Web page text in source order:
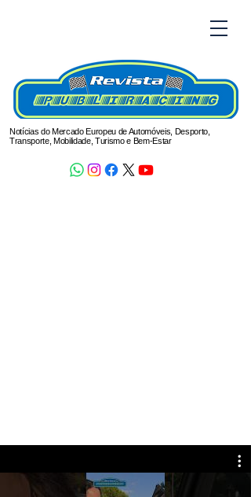
Notícias do Mercado Europeu de Automóveis, Desporto,
Transporte, Mobilidade, Turismo e Bem-Estar